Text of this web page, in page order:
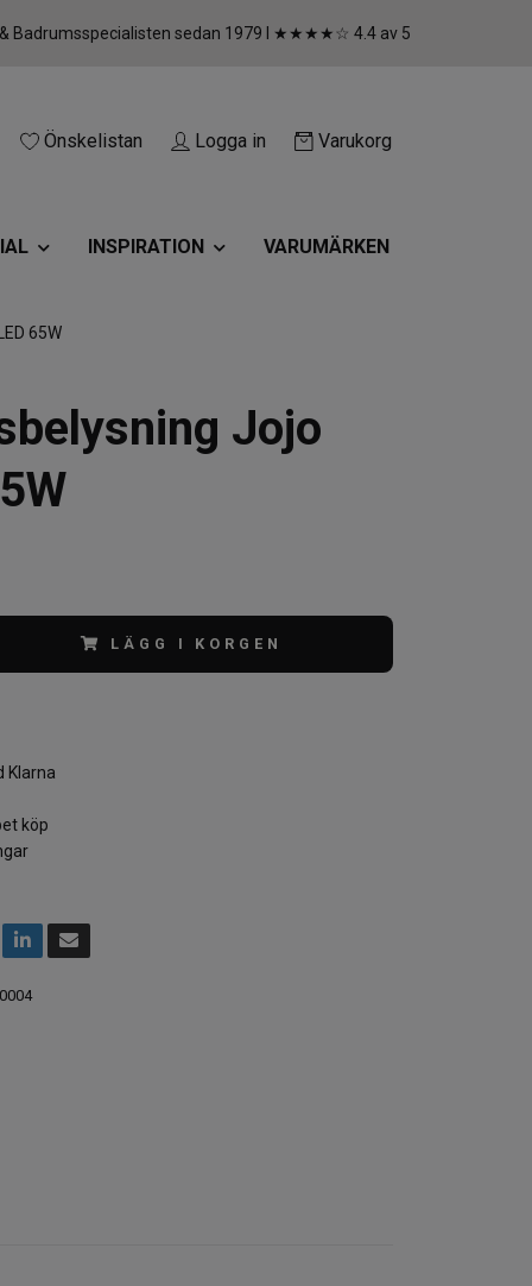
& Badrumsspecialisten sedan 1979 I ★★★★☆ 4.4 av 5
Önskelistan Logga in Varukorg
INSPIRATION VARUMÄRKEN
65W
Jojo
LÄGG I KORGEN
Klarna
köp